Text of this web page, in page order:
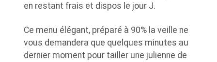
en restant frais et dispos le jour J.
Ce menu élégant, préparé à 90% la veille ne
vous demandera que quelques minutes au
dernier moment pour tailler une julienne de